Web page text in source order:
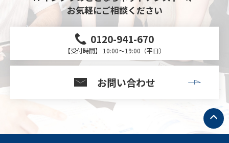
お気軽にご相談ください
0120-941-670
【受付時間】 10:00～19:00（平日）
お問い合わせ
ト
ッ
プ
へ